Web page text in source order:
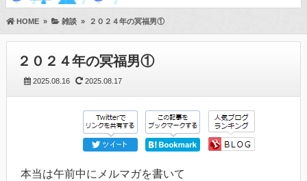
HOME» 雑談» ２０２４年の冥福男①
２０２４年の冥福男①
2025.08.16 2025.08.17
本当は午前中にメルマガを書いて